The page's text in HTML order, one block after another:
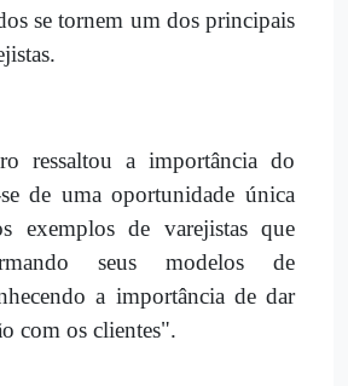
se tornem um dos principais
ressaltou a importância do
de uma oportunidade única
exemplos de varejistas que
seus modelos de
a importância de dar
com os clientes".